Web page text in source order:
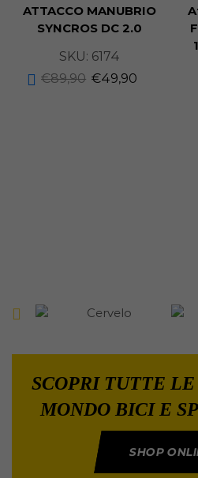
ATTACCO MANUBRIO
SYNCROS DC 2.0
SKU: 6174
€89,90 €49,90
SCOPRI TUTTE
MONDO BICI E
SHOP